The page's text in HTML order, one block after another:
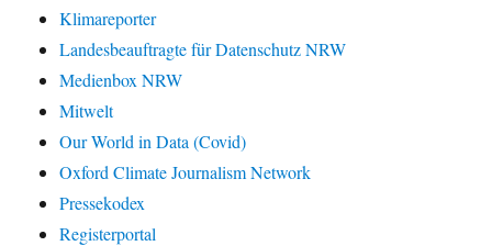
Klimareporter
Landesbeauftragte für Datenschutz NRW
Medienbox NRW
Mitwelt
Our World in Data (Covid)
Oxford Climate Journalism Network
Pressekodex
Registerportal